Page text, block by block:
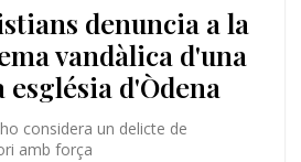
denuncia a la
vandàlica d'una
d'Òdena
considera un delicte de
amb força